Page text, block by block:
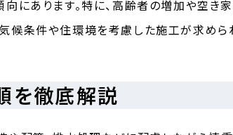
にあります。特に、高齢者の増加や空き
候条件や住環境を考慮した施工が求めら
を徹底解説